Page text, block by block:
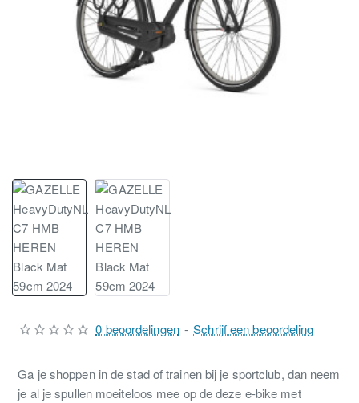
Ga je shoppen in de stad of trainen bij je sportclub, dan neem
je al je spullen moeiteloos mee op de deze e-bike met
0 beoordelingen - Schrijf een beoordeling